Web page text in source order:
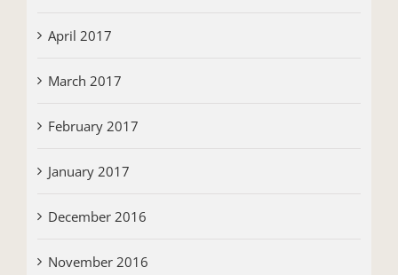
April 2017
March 2017
February 2017
January 2017
December 2016
November 2016